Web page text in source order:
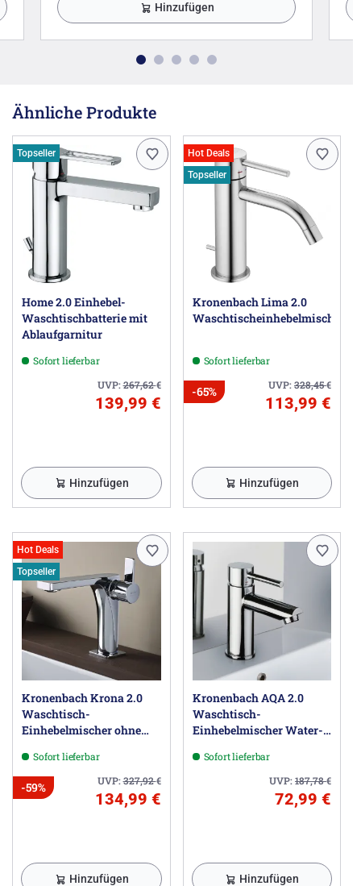
Hinzufügen
Ähnliche Produkte
Topseller
Home 2.0 Einhebel-
Waschtischbatterie mit
Ablaufgarnitur
Sofort lieferbar
UVP:267,62€
139,99 €
Hinzufügen
Hot Deals
Topseller
Kronenbach Lima 2.0
Waschtischeinhebelmischer
Sofort lieferbar
UVP:328,45€
-65%
113,99 €
Hinzufügen
Hot Deals
Topseller
Kronenbach Krona 2.0
Waschtisch-
Einhebelmischer ohne
Sofort lieferbar
UVP:327,92€
-59%
134,99 €
Hinzufügen
Kronenbach AQA 2.0
Waschtisch-
Einhebelmischer Water-
Sofort lieferbar
UVP:187,78€
72,99 €
Hinzufügen